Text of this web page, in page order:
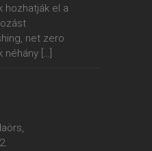
hozhatják el a
net zero
néhány […]